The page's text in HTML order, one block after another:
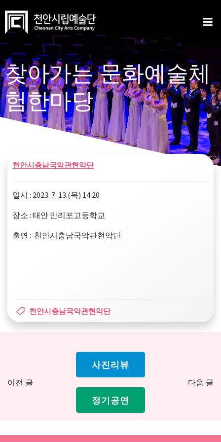
content
찾아가는 문화예술체
험한마당
천안시충남국악관현악단
일시 : 2023. 7. 13.(목) 14:20
장소 : 태안 만리포고등학교
출연 : 천안시충남국악관현악단
천안시충남국악관현악단
Post
navigation
이전 글
사진리뷰
정기공연
다음 글